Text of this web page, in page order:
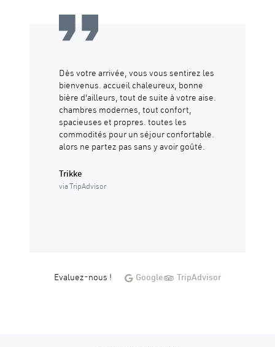
Dès votre arrivée, vous vous sentirez les
bienvenus. accueil chaleureux, bonne
bière d'ailleurs, tout de suite à votre aise.
chambres modernes, tout confort,
spacieuses et propres. toutes les
commodités pour un séjour confortable.
alors ne partez pas sans y avoir goûté.
Trikke
via TripAdvisor
Evaluez-nous ! Google TripAdvisor